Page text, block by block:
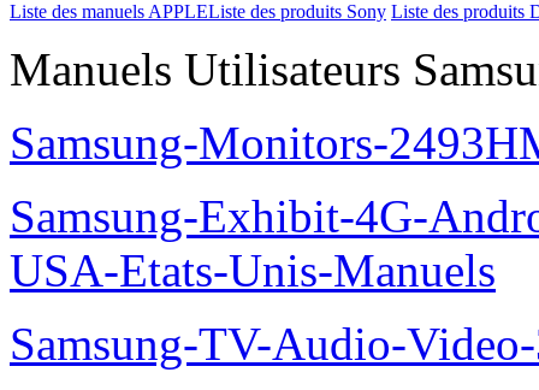
Liste des manuels APPLEListe des produits Sony Liste des produits
Manuels Utilisateurs
Samsung-Monitors-
Samsung-Exhibit-4G-
USA-Etats-Unis-Manuels
Samsung-TV-Audio-